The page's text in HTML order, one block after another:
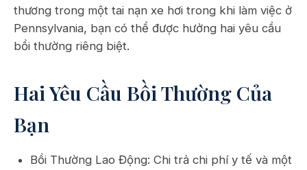
thương trong một tai nạn xe hơi trong khi làm việc ở
Pennsylvania, bạn có thể được hưởng hai yêu cầu
bồi thường riêng biệt.
Hai Yêu Cầu Bồi Thường Của
Bạn
Bồi Thường Lao Động: Chi trả chi phí y tế và một